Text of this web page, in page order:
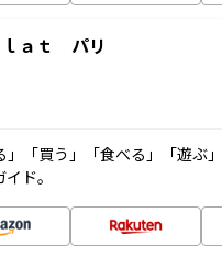
ａｔ パリ
「買う」「食べる」「遊ぶ
ド。